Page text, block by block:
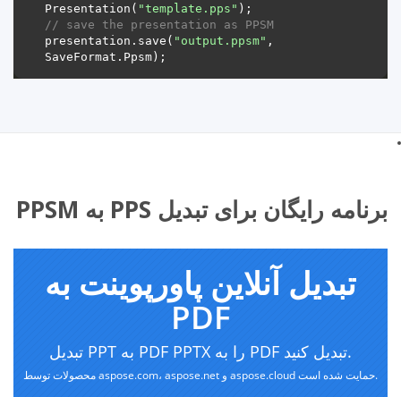
Presentation( "template.pps"
// save the presentation as PPSM
presentation.save( "output.ppsm" ,
برنامه رایگان برای تبدیل PPS به PPSM